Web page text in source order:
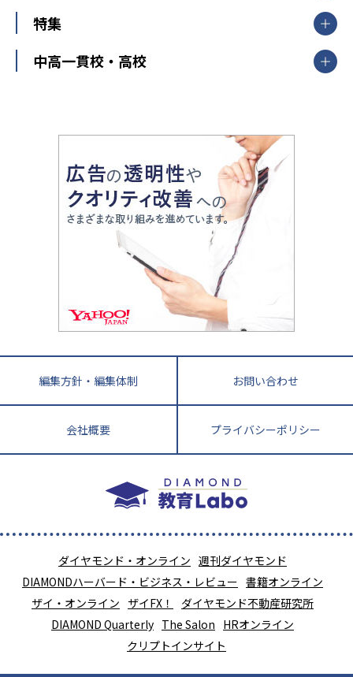
新潟県
中部
愛知県
静岡県
長野県
大阪府
兵庫県 京都府 奈良県
和歌山県
鳥取県
島根県 岡山県 広島県
香川県
高知県
長崎県 熊本県
鹿児島県 沖縄県
個別教室のトライ
武田塾
中学受験
大学受験
教育全般
大学受験塾の選び方
中学受験に熱心な市区町村ランキング
小学校受験
家庭教師
特集
開成番長直伝！子どもの受験を成功させる方法
運動と遊びを考える
情報Ⅰ、数学が苦手な人注目！最短距離の学力
アップ法
悩み多き「大学受験」相談室
英語・英会話・英検対策
小学校教師が解説！中学受験のリアル
教育ジャーナリストが徹底解説！ 大学受験の羅
中高一貫校・高校
大学入試改革
ママテクエグザム
進化する中高一貫校・高校
編集方針・編集体制 お問い合わせ
会社概要 プライバシーポリシー
ダイヤモンド・オンライン 週刊ダイヤモンド
DIAMONDハーバード・ビジネス・レビュー 書籍オンライン
ザイ・オンライン ザイFX！
ダイヤモンド不動産研究所
DIAMOND Quarterly The Salon HRオンライン
クリプトインサイト